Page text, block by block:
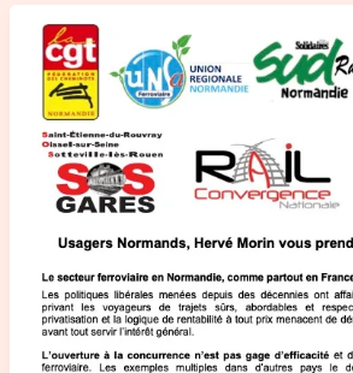
Courrier
de
la
CNR
et
de
ses
collectifs
normands
aux
élu-
es
du
Régional
Normandie